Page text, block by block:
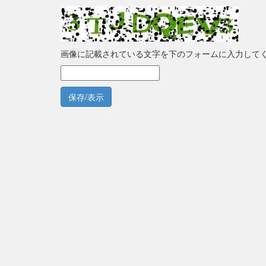
画像に記載されている文字を下のフォームに入力して
保存/表示